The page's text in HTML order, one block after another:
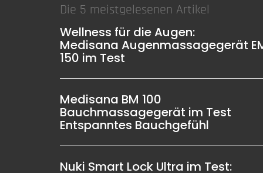
Die 5 meistgelesenen Artikel
Wellness für die Augen:
Medisana Augenmassagegerät
150 im Test
Medisana BM 100
Bauchmassagegerät im Test
Entspanntes Bauchgefühl
Nuki Smart Lock Ultra im Test: